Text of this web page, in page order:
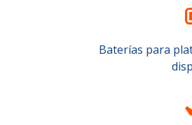
Baterías para